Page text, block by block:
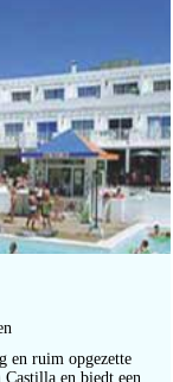
en ruim opgezette
en biedt een